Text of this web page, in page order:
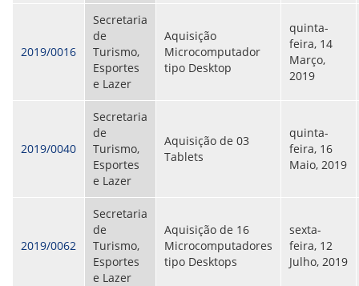
BPM-DAF
ORIENTAÇÕES TÉCNICAS
SEGURANÇA DA INFORMAÇÃO
RISI - FAQ (PERGUNTAS FREQUENTES)
CATÁLOGO DE SERVIÇOS DE TIC
PARECERES TÉCNICOS
ORIENTAÇÕES
MODELO
PARECERES TÉCNICOS EMITIDOS
PUBLICAÇÕES
PORTARIAS
RESOLUÇÕES
DIVERSOS
ATAS DA CIPA
ATAS E RESOLUÇÕES DO CONSELHO FISCAL
ATAS DO CONSADE
CHAMAMENTOS PÚBLICOS
TERMOS
2019/0016
Secretaria
de
Turismo,
Esportes
e Lazer
Aquisição
Microcomputador
tipo Desktop
quinta-
feira, 14
Março,
2019
2019/0040
Secretaria
de
Turismo,
Esportes
e Lazer
Aquisição de 03
Tablets
quinta-
feira, 16
Maio, 2019
2019/0062
Secretaria
de
Turismo,
Esportes
e Lazer
Aquisição de 16
Microcomputadores
tipo Desktops
sexta-
feira, 12
Julho, 2019